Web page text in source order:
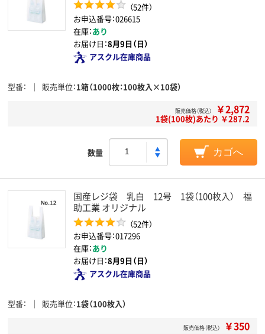
（52件）
お申込番号：026615
在庫：あり
お届け日：8月9日（日）
アスクル在庫商品
型番 販売単位 1箱（1000枚：100枚入×10袋）
販売価格（税込） ￥2,872
1袋(100枚)あたり ￥287.2
数量 カゴへ
国産レジ袋 乳白 12号 1袋（100枚入） 福
助工業 オリジナル
（52件）
お申込番号：017296
在庫：あり
お届け日：8月9日（日）
アスクル在庫商品
型番 販売単位 1袋（100枚入）
販売価格（税込） ￥350